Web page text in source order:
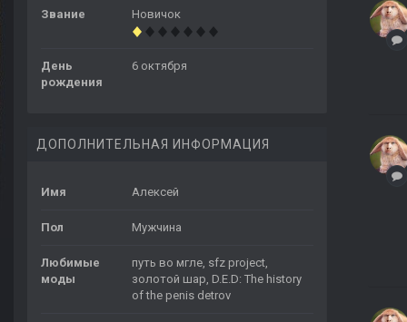
Звание Новичок
День
рождения
6 октября
ДОПОЛНИТЕЛЬНАЯ ИНФОРМАЦИЯ
Имя Алексей
Пол Мужчина
Любимые
моды
путь во мгле, sfz project,
золотой шар, D.E.D: The history
of the penis detrov